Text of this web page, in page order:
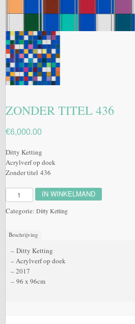
ZONDER TITEL 436
€6,000.00
Ditty Ketting
Acrylverf op doek
Zonder titel 436
Zonder
titel
436
IN WINKELMAND
Categorie: Ditty Ketting
Beschrijving
– Ditty Ketting
– Acrylverf op doek
– 2017
– 96 x 96cm